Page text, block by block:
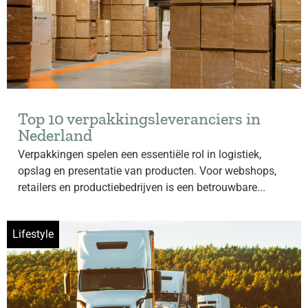
Top 10 verpakkingsleveranciers in
Nederland
Verpakkingen spelen een essentiële rol in logistiek,
opslag en presentatie van producten. Voor webshops,
retailers en productiebedrijven is een betrouwbare...
Lifestyle